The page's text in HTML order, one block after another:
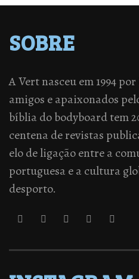
SOBRE
A Vert nasceu em 1994
amigos e apaixonados
bíblia do bodyboard tem
centena de revistas
elo de ligação entre a
portuguesa e a cultura
desporto.